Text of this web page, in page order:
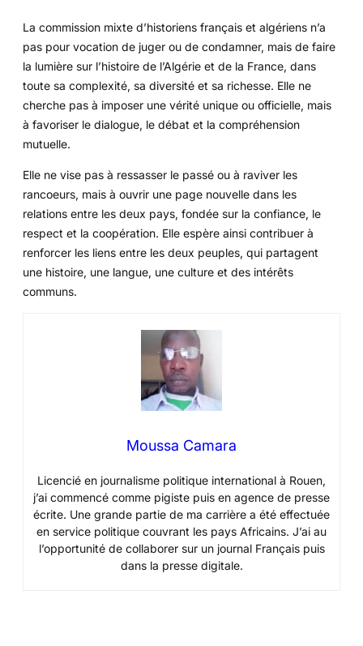
La commission mixte d’historiens français et algériens n’a
pas pour vocation de juger ou de condamner, mais de faire
la lumière sur l’histoire de l’Algérie et de la France, dans
toute sa complexité, sa diversité et sa richesse. Elle ne
cherche pas à imposer une vérité unique ou officielle, mais
à favoriser le dialogue, le débat et la compréhension
mutuelle.
Elle ne vise pas à ressasser le passé ou à raviver les
rancoeurs, mais à ouvrir une page nouvelle dans les
relations entre les deux pays, fondée sur la confiance, le
respect et la coopération. Elle espère ainsi contribuer à
renforcer les liens entre les deux peuples, qui partagent
une histoire, une langue, une culture et des intérêts
communs.
Moussa Camara
Licencié en journalisme politique international à Rouen,
j’ai commencé comme pigiste puis en agence de presse
écrite. Une grande partie de ma carrière a été effectuée
en service politique couvrant les pays Africains. J’ai au
l’opportunité de collaborer sur un journal Français puis
dans la presse digitale.